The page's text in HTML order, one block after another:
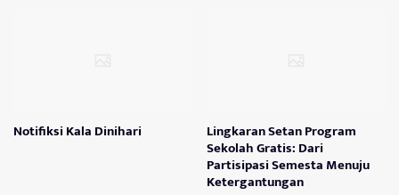
Notifiksi Kala Dinihari Lingkaran Setan Program
Sekolah Gratis: Dari
Partisipasi Semesta Menuju
Ketergantungan